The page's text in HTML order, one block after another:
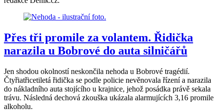
Přes tři promile za volantem. Řidička
narazila u Bobrové do auta silničářů
Jen shodou okolností neskončila nehoda u Bobrové tragédií.
Čtyřiatřicetiletá řidička se podle policie nevěnovala řízení a narazila
do nákladního auta stojícího u krajnice, jehož posádka právě sekala
trávu. Následná dechová zkouška ukázala alarmujících 3,16 promile
alkoholu.